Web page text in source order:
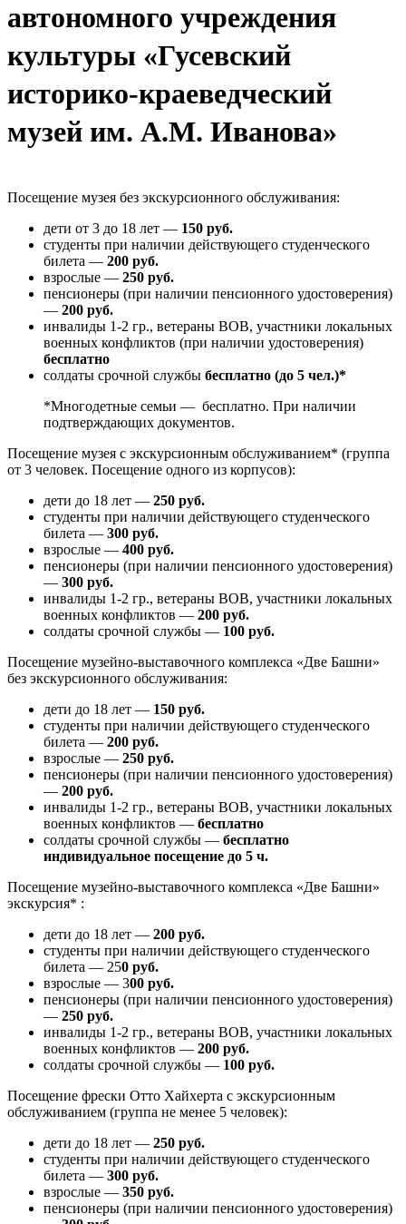
автономного учреждения
культуры «Гусевский
историко-краеведческий
музей им. А.М. Иванова»
Посещение музея без экскурсионного обслуживания:
дети от 3 до 18 лет — 150 руб.
студенты при наличии действующего студенческого
билета — 200 руб.
взрослые — 250 руб.
пенсионеры (при наличии пенсионного удостоверения)
— 200 руб.
инвалиды 1-2 гр., ветераны ВОВ, участники локальных
военных конфликтов (при наличии удостоверения)
бесплатно
солдаты срочной службы бесплатно (до 5 чел.)*
*Многодетные семьи — бесплатно. При наличии
подтверждающих документов.
Посещение музея с экскурсионным обслуживанием* (группа
от 3 человек. Посещение одного из корпусов):
дети до 18 лет — 250 руб.
студенты при наличии действующего студенческого
билета — 300 руб.
взрослые — 400 руб.
пенсионеры (при наличии пенсионного удостоверения)
— 300 руб.
инвалиды 1-2 гр., ветераны ВОВ, участники локальных
военных конфликтов — 200 руб.
солдаты срочной службы — 100 руб.
Посещение музейно-выставочного комплекса «Две Башни»
без экскурсионного обслуживания:
дети до 18 лет — 150 руб.
студенты при наличии действующего студенческого
билета — 200 руб.
взрослые — 250 руб.
пенсионеры (при наличии пенсионного удостоверения)
— 200 руб.
инвалиды 1-2 гр., ветераны ВОВ, участники локальных
военных конфликтов — бесплатно
солдаты срочной службы — бесплатно
индивидуальное посещение до 5 ч.
Посещение музейно-выставочного комплекса «Две Башни»
экскурсия* :
дети до 18 лет — 200 руб.
студенты при наличии действующего студенческого
билета — 250 руб.
взрослые — 300 руб.
пенсионеры (при наличии пенсионного удостоверения)
— 250 руб.
инвалиды 1-2 гр., ветераны ВОВ, участники локальных
военных конфликтов — 200 руб.
солдаты срочной службы — 100 руб.
Посещение фрески Отто Хайхерта с экскурсионным
обслуживанием (группа не менее 5 человек):
дети до 18 лет — 250 руб.
студенты при наличии действующего студенческого
билета — 300 руб.
взрослые — 350 руб.
пенсионеры (при наличии пенсионного удостоверения)